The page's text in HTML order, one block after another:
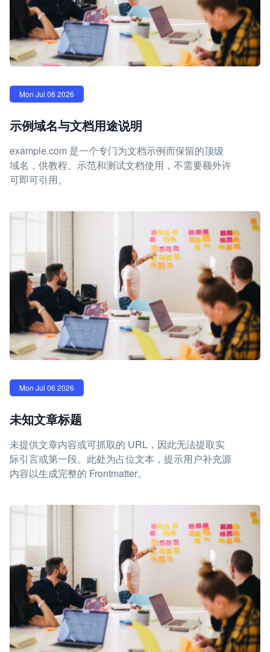
Mon Jul 06 2026
示例域名与文档用途说明
example.com 是一个专门为文档示例而保留的顶级
域名，供教程、示范和测试文档使用，不需要额外许
可即可引用。
Mon Jul 06 2026
未知文章标题
未提供文章内容或可抓取的 URL，因此无法提取实
际引言或第一段。此处为占位文本，提示用户补充源
内容以生成完整的 Frontmatter。